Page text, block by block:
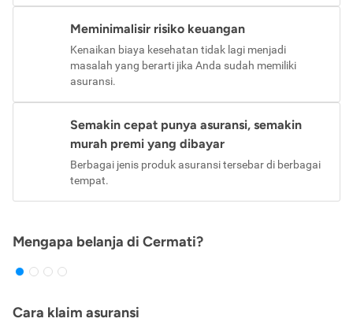
Meminimalisir risiko keuangan
Kenaikan biaya kesehatan tidak lagi menjadi
masalah yang berarti jika Anda sudah memiliki
asuransi.
Semakin cepat punya asuransi, semakin
murah premi yang dibayar
Berbagai jenis produk asuransi tersebar di berbagai
tempat.
Mengapa belanja di Cermati?
Cara klaim asuransi